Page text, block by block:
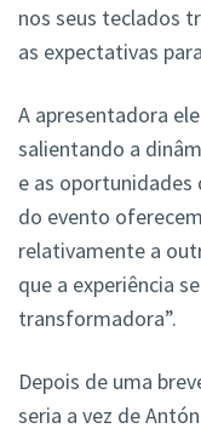
nos seus teclados
as expectativas
A apresentadora
salientando a
e as oportunidades
do evento
relativamente a
que a experiência
transformadora”.
Depois de uma
seria a vez de